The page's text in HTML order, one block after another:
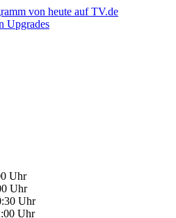
Upgrades
Uhr
Uhr
Uhr
Uhr